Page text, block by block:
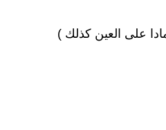
على العين كذلك )